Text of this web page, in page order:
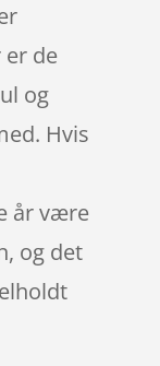
er de
og
Hvis
år være
og det